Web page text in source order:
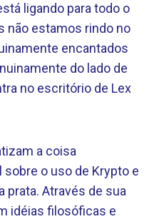
ligando para todo o
não estamos rindo no
encantados
do lado de
no escritório de Lex
a coisa
o uso de Krypto e
prata. Através de sua
idéias filosóficas e